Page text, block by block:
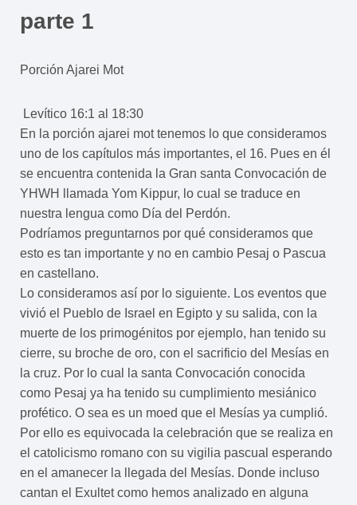
parte 1
Porción Ajarei Mot
Levítico 16:1 al 18:30
En la porción ajarei mot tenemos lo que consideramos
uno de los capítulos más importantes, el 16. Pues en él
se encuentra contenida la Gran santa Convocación de
YHWH llamada Yom Kippur, lo cual se traduce en
nuestra lengua como Día del Perdón.
Podríamos preguntarnos por qué consideramos que
esto es tan importante y no en cambio Pesaj o Pascua
en castellano.
Lo consideramos así por lo siguiente. Los eventos que
vivió el Pueblo de Israel en Egipto y su salida, con la
muerte de los primogénitos por ejemplo, han tenido su
cierre, su broche de oro, con el sacrificio del Mesías en
la cruz. Por lo cual la santa Convocación conocida
como Pesaj ya ha tenido su cumplimiento mesiánico
profético. O sea es un moed que el Mesías ya cumplió.
Por ello es equivocada la celebración que se realiza en
el catolicismo romano con su vigilia pascual esperando
en el amanecer la llegada del Mesías. Donde incluso
cantan el Exultet como hemos analizado en alguna